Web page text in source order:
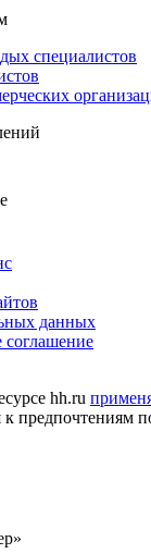
специалистов
данных
соглашение
hh.ru
предпочтениям